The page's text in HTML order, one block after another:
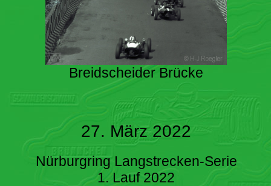
Breidscheider Brücke
27. März 2022
Nürburgring Langstrecken-Serie
1. Lauf 2022